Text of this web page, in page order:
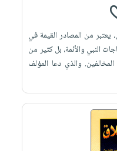
يعتبر من المصادر القيمة في
النبي والأئمة، بل كثير من
والذي دعا المؤلف